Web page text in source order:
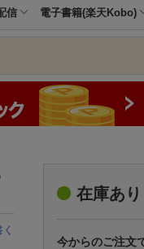
信 電子書籍(楽天Kobo)
在庫あり
今からのご注文